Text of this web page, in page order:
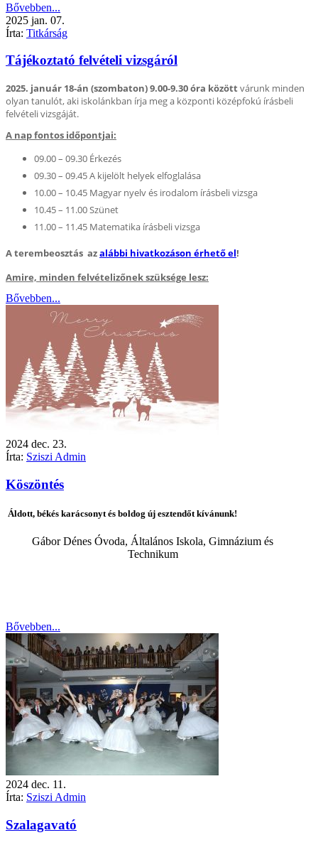
Bővebben...
2025 jan. 07.
Írta: Titkárság
Tájékoztató felvételi vizsgáról
2025. január 18-án (szombaton) 9.00-9.30 óra közöttvárunk minden
olyan tanulót, aki iskolánkban írja meg a központi középfokú írásbeli
felvételi vizsgáját.
A nap fontos időpontjai:
09.00 – 09.30 Érkezés
09.30 – 09.45 A kijelölt helyek elfoglalása
10.00 – 10.45 Magyar nyelv és irodalom írásbeli vizsga
10.45 – 11.00 Szünet
11.00 – 11.45 Matematika írásbeli vizsga
A terembeosztás azalábbi hivatkozáson érhető el!
Amire, minden felvételizőnek szüksége lesz:
Bővebben...
2024 dec. 23.
Írta: Sziszi Admin
Köszöntés
Áldott, békés karácsonyt és boldog új esztendőt kívánunk!
Gábor Dénes Óvoda, Általános Iskola, Gimnázium és
Technikum
Bővebben...
2024 dec. 11.
Írta: Sziszi Admin
Szalagavató